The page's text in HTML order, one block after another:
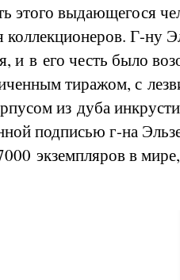
этого выдающегося
Г-ну
и в его честь было
тиражом, с
из дуба
подписью г-на
экземпляров в